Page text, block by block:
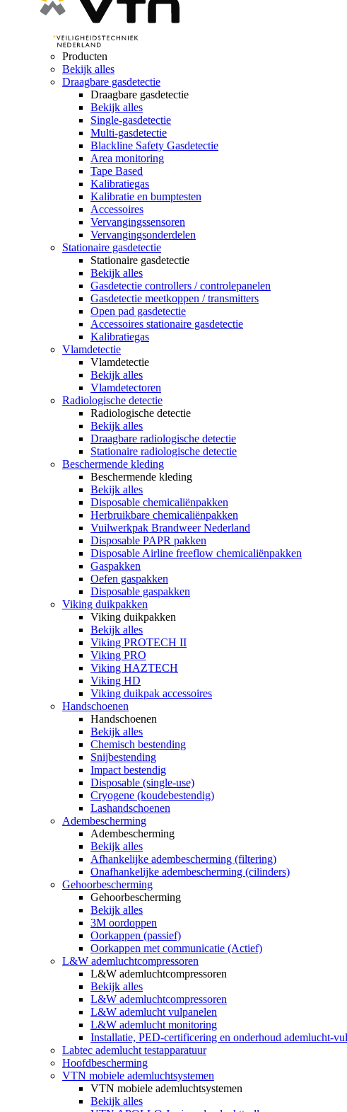
Producten
Bekijk alles
Draagbare gasdetectie
Draagbare gasdetectie
Bekijk alles
Single-gasdetectie
Multi-gasdetectie
Blackline Safety Gasdetectie
Area monitoring
Tape Based
Kalibratiegas
Kalibratie en bumptesten
Accessoires
Vervangingssensoren
Vervangingsonderdelen
Stationaire gasdetectie
Stationaire gasdetectie
Bekijk alles
Gasdetectie controllers / controlepanelen
Gasdetectie meetkoppen / transmitters
Open pad gasdetectie
Accessoires stationaire gasdetectie
Kalibratiegas
Vlamdetectie
Vlamdetectie
Bekijk alles
Vlamdetectoren
Radiologische detectie
Radiologische detectie
Bekijk alles
Draagbare radiologische detectie
Stationaire radiologische detectie
Beschermende kleding
Beschermende kleding
Bekijk alles
Disposable chemicaliënpakken
Herbruikbare chemicaliënpakken
Vuilwerkpak Brandweer Nederland
Disposable PAPR pakken
Disposable Airline freeflow chemicaliënpakken
Gaspakken
Oefen gaspakken
Disposable gaspakken
Viking duikpakken
Viking duikpakken
Bekijk alles
Viking PROTECH II
Viking PRO
Viking HAZTECH
Viking HD
Viking duikpak accessoires
Handschoenen
Handschoenen
Bekijk alles
Chemisch bestending
Snijbestending
Impact bestendig
Disposable (single-use)
Cryogene (koudebestendig)
Lashandschoenen
Adembescherming
Adembescherming
Bekijk alles
Afhankelijke adembescherming (filtering)
Onafhankelijke adembescherming (cilinders)
Gehoorbescherming
Gehoorbescherming
Bekijk alles
3M oordoppen
Oorkappen (passief)
Oorkappen met communicatie (Actief)
L&W ademluchtcompressoren
L&W ademluchtcompressoren
Bekijk alles
L&W ademluchtcompressoren
L&W ademlucht vulpanelen
L&W ademlucht monitoring
Installatie, PED-certificering en onderhoud ademlucht-
Labtec ademlucht testapparatuur
Hoofdbescherming
VTN mobiele ademluchtsystemen
VTN mobiele ademluchtsystemen
Bekijk alles